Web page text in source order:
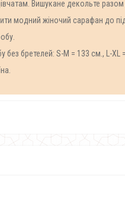
Вишукане декольте разом
модний жіночий сарафан до
без бретелей: S-M = 133 см., L-XL